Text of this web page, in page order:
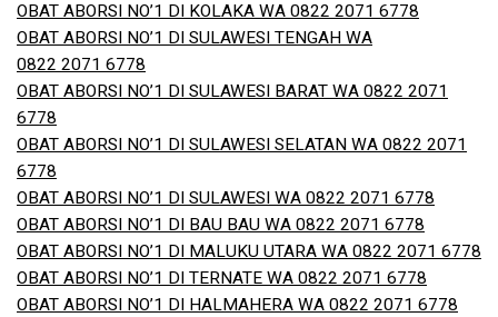
OBAT ABORSI NO’1 DI KOLAKA WA 0822 2071 6778
OBAT ABORSI NO’1 DI SULAWESI TENGAH WA
0822 2071 6778
OBAT ABORSI NO’1 DI SULAWESI BARAT WA 0822 2071
6778
OBAT ABORSI NO’1 DI SULAWESI SELATAN WA 0822 2071
6778
OBAT ABORSI NO’1 DI SULAWESI WA 0822 2071 6778
OBAT ABORSI NO’1 DI BAU BAU WA 0822 2071 6778
OBAT ABORSI NO’1 DI MALUKU UTARA WA 0822 2071 6778
OBAT ABORSI NO’1 DI TERNATE WA 0822 2071 6778
OBAT ABORSI NO’1 DI HALMAHERA WA 0822 2071 6778